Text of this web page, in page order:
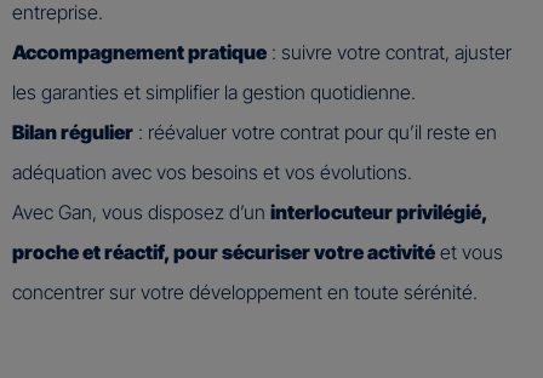
entreprise.
Accompagnement pratique : suivre votre contrat, ajuster
les garanties et simplifier la gestion quotidienne.
Bilan régulier : réévaluer votre contrat pour qu’il reste en
adéquation avec vos besoins et vos évolutions.
Avec Gan, vous disposez d’un interlocuteur privilégié,
proche et réactif, pour sécuriser votre activité et vous
concentrer sur votre développement en toute sérénité.